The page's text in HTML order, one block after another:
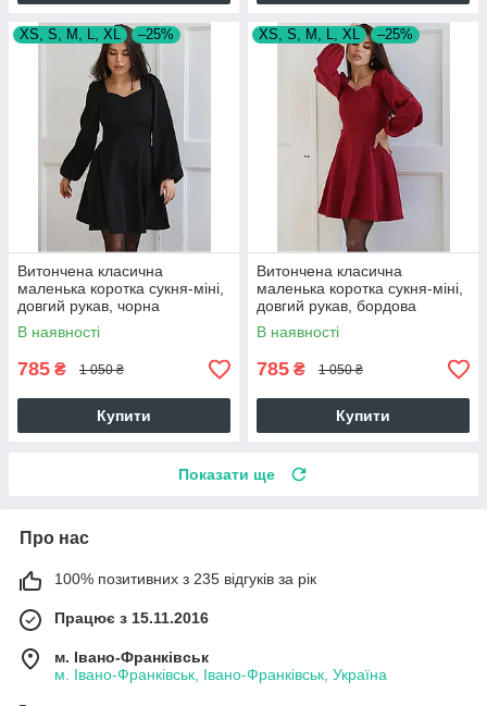
XS, S, M, L, XL –25%
Витончена класична
маленька коротка сукня-міні,
довгий рукав, чорна
В наявності
785 ₴ 1 050 ₴
Купити
XS, S, M, L, XL –25%
Витончена класична
маленька коротка сукня-міні,
довгий рукав, бордова
В наявності
785 ₴ 1 050 ₴
Купити
Показати ще
Про нас
100% позитивних з 235 відгуків за рік
Працює з 15.11.2016
м. Івано-Франківськ
м. Івано-Франківськ, Івано-Франківськ, Україна